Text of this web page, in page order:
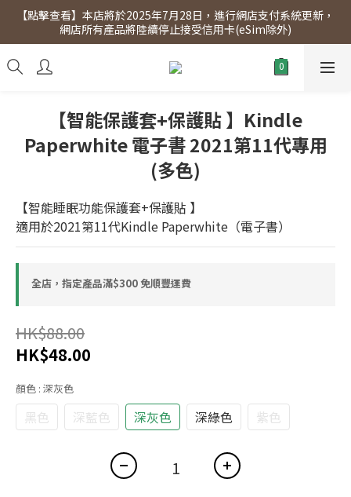
【點擊查看】會員專享 星期三全單95折!!!（優惠期至2026年12月
31日）。滿$300即免運費。
【點擊查看】本店將於2025年7月28日，進行網店支付系統更新，
網店所有產品將陸續停止接受信用卡(eSim除外)
【點擊查看】會員專享 星期三全單95折!!!（優惠期至2026年12月
31日）。滿$300即免運費。
【智能保護套+保護貼 】Kindle
Paperwhite 電子書 2021第11代專用
(多色)
【智能睡眠功能保護套+保護貼 】
適用於2021第11代Kindle Paperwhite（電子書）
全店，指定產品滿$300 免順豐運費
HK$88.00
HK$48.00
顏色 : 深灰色
黑色 深藍色 深灰色 深綠色 紫色